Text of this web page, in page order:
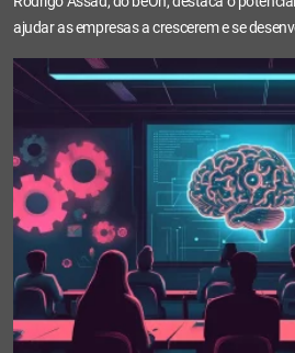
ajudar as empresas a crescerem e se